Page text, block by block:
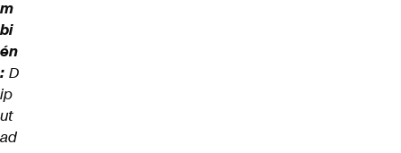
m
bi
én
: D
ip
ut
ad